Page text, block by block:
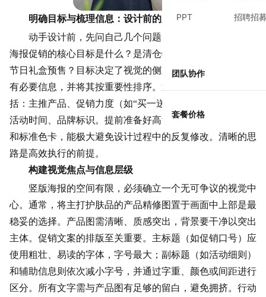
PPT 招聘招
团队协作
套餐价格
明确目标与梳理信息：设计前的必要准备
动手设计前，先问自己几个问题：这张护肤品电商竖版
海报促销的核心目标是什么？是清仓特卖、新品推广，还是
节日礼盒预售？目标决定了视觉的侧重点。紧接着，梳理所
有必要信息，并将其按重要性排序。通常，核心信息层级包
括：主推产品、促销力度（如“买一送一”、“限时5折”）、
活动时间、品牌标识。提前准备好高清产品图、品牌Logo
和标准色卡，能极大避免设计过程中的反复修改。清晰的思
路是高效执行的前提。
构建视觉焦点与信息层级
竖版海报的空间有限，必须确立一个无可争议的视觉中
心。通常，将主打护肤品的产品精修图置于画面中上部是最
稳妥的选择。产品图需清晰、质感突出，背景要干净以突出
主体。促销文案的排版至关重要。主标题（如促销口号）应
使用粗壮、易读的字体，字号最大；副标题（如活动细则）
和辅助信息则依次减小字号，并通过字重、颜色或间距进行
区分。所有文字需与产品图有足够的留白，避免拥挤。行动